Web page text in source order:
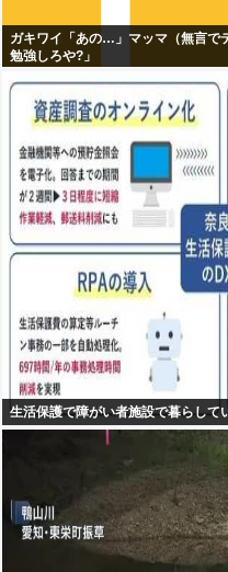
ガキワイ「あの…」マッマ（無言で
勉強しろや?」
生活保護で障がい者施設で暮らして